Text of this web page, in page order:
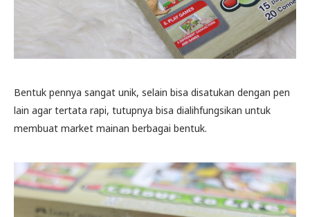
Bentuk pennya sangat unik, selain bisa disatukan dengan pen
lain agar tertata rapi, tutupnya bisa dialihfungsikan untuk
membuat market mainan berbagai bentuk.